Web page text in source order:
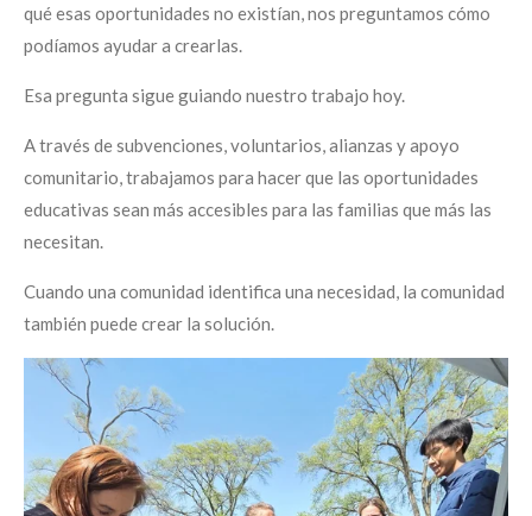
qué esas oportunidades no existían, nos preguntamos cómo
podíamos ayudar a crearlas.
Esa pregunta sigue guiando nuestro trabajo hoy.
A través de subvenciones, voluntarios, alianzas y apoyo
comunitario, trabajamos para hacer que las oportunidades
educativas sean más accesibles para las familias que más las
necesitan.
Cuando una comunidad identifica una necesidad, la comunidad
también puede crear la solución.